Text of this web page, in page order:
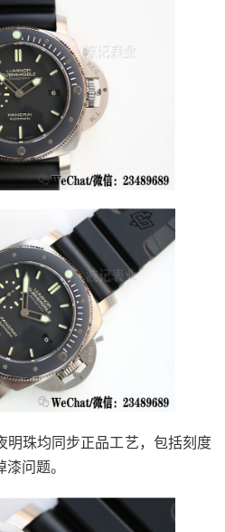
明珠均同步正品工艺，包括刻度
问题。